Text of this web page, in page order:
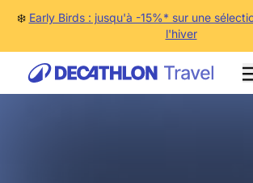
❄️ Early Birds : jusqu'à -15%* sur une
l'hiver